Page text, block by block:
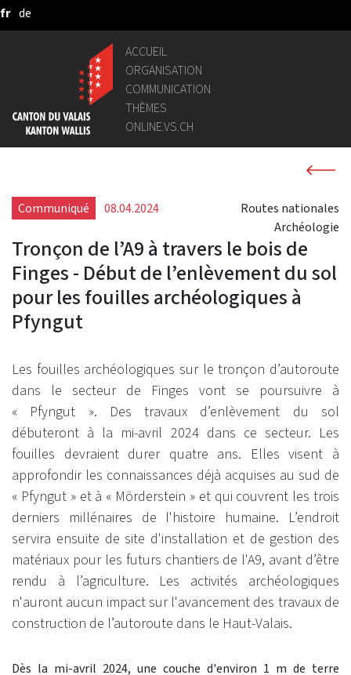
Saut au contenu principal
fr de
ACCUEIL
ORGANISATION
COMMUNICATION
THÈMES
ONLINE.VS.CH
Communiqué 08.04.2024
Routes nationales
Archéologie
Tronçon de l’A9 à travers le bois de
Finges - Début de l’enlèvement du sol
pour les fouilles archéologiques à
Pfyngut
Les fouilles archéologiques sur le tronçon d’autoroute
dans le secteur de Finges vont se poursuivre à
« Pfyngut ». Des travaux d’enlèvement du sol
débuteront à la mi-avril 2024 dans ce secteur. Les
fouilles devraient durer quatre ans. Elles visent à
approfondir les connaissances déjà acquises au sud de
« Pfyngut » et à « Mörderstein » et qui couvrent les trois
derniers millénaires de l'histoire humaine. L’endroit
servira ensuite de site d'installation et de gestion des
matériaux pour les futurs chantiers de l'A9, avant d’être
rendu à l’agriculture. Les activités archéologiques
n'auront aucun impact sur l'avancement des travaux de
construction de l’autoroute dans le Haut-Valais.
Dès la mi-avril 2024, une couche d'environ 1 m de terre